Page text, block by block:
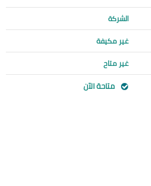
الشركة
غير مكيفة
غير متاح
متاحة الآن